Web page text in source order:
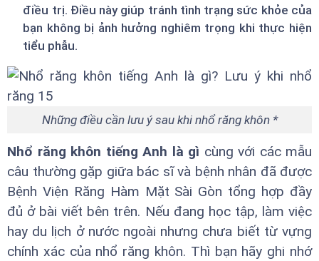
điều trị. Điều này giúp tránh tình trạng sức khỏe của
bạn không bị ảnh hưởng nghiêm trọng khi thực hiện
tiểu phẫu.
Những điều cần lưu ý sau khi nhổ răng khôn *
Nhổ răng khôn tiếng Anh là gì cùng với các mẫu
câu thường gặp giữa bác sĩ và bệnh nhân đã được
Bệnh Viện Răng Hàm Mặt Sài Gòn tổng hợp đầy
đủ ở bài viết bên trên. Nếu đang học tập, làm việc
hay du lịch ở nước ngoài nhưng chưa biết từ vựng
chính xác của nhổ răng khôn. Thì bạn hãy ghi nhớ